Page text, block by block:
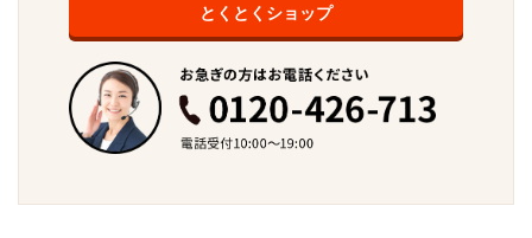
とくとくショップ